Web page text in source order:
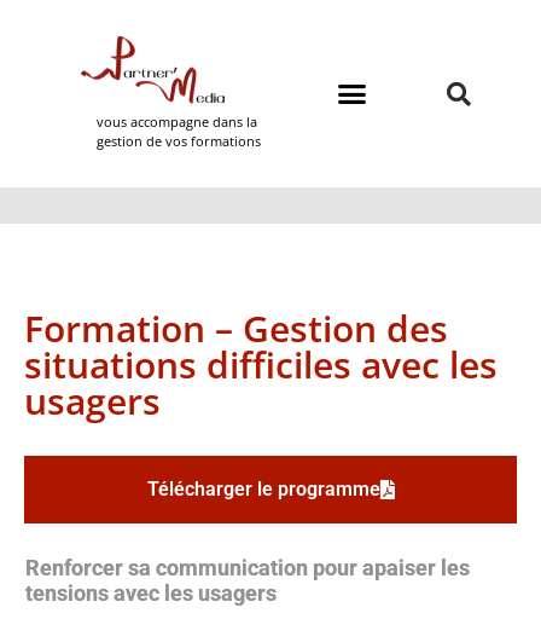
vous accompagne dans la
gestion de vos formations
Formation – Gestion des
situations difficiles avec les
usagers
Télécharger le programme
Renforcer sa communication pour apaiser les
tensions avec les usagers